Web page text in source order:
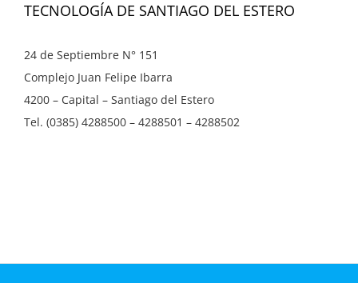
TECNOLOGÍA DE SANTIAGO DEL ESTERO
24 de Septiembre N° 151
Complejo Juan Felipe Ibarra
4200 – Capital – Santiago del Estero
Tel. (0385) 4288500 – 4288501 – 4288502